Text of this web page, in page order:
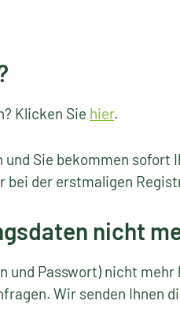
Klicken Sie hier.
und Sie bekommen sofort
der erstmaligen
nicht
und Passwort) nicht
Wir senden Ihnen